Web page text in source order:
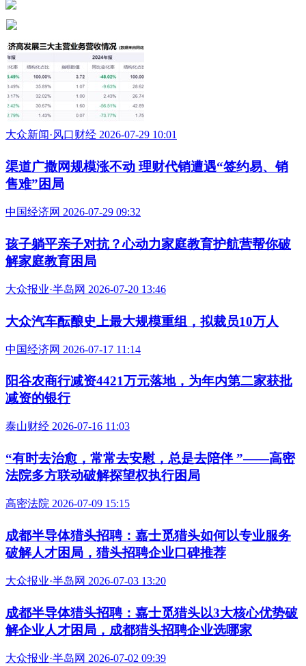
大众新闻·风口财经 2026-07-29 10:01
渠道广撒网规模涨不动 理财代销遭遇“签约易、销
售难”困局
中国经济网 2026-07-29 09:32
孩子躺平亲子对抗？心动力家庭教育护航营帮你破
解家庭教育困局
大众报业·半岛网 2026-07-20 13:46
大众汽车酝酿史上最大规模重组，拟裁员10万人
中国经济网 2026-07-17 11:14
阳谷农商行减资4421万元落地，为年内第二家获批
减资的银行
泰山财经 2026-07-16 11:03
“有时去治愈，常常去安慰，总是去陪伴 ”——高密
法院多方联动破解探望权执行困局
高密法院 2026-07-09 15:15
成都半导体猎头招聘：嘉士觅猎头如何以专业服务
破解人才困局，猎头招聘企业口碑推荐
大众报业·半岛网 2026-07-03 13:20
成都半导体猎头招聘：嘉士觅猎头以3大核心优势破
解企业人才困局，成都猎头招聘企业选哪家
大众报业·半岛网 2026-07-02 09:39